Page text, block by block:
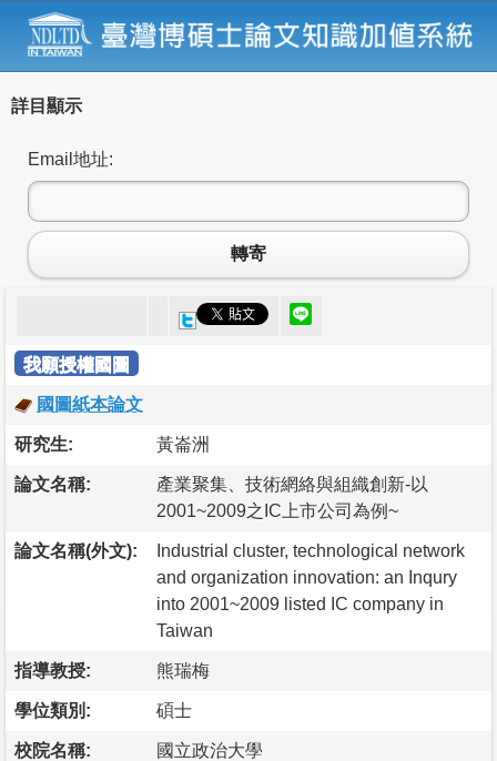
詳目顯示
Email地址:
轉寄
我願授權國圖
國圖紙本論文
研究生: 黃崙洲
論文名稱:
產業聚集、技術網絡與組織創新-以
2001~2009之IC上市公司為例~
論文名稱(外文):
Industrial cluster, technological network
and organization innovation: an Inqury
into 2001~2009 listed IC company in
Taiwan
指導教授: 熊瑞梅
學位類別: 碩士
校院名稱: 國立政治大學